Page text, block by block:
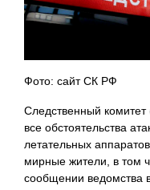
Фото: сайт СК РФ
Следственный
все обстоятельства
летательных
мирные жители, в том
сообщении ведомства